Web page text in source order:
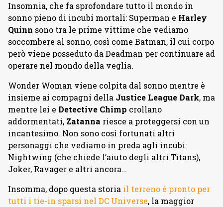
Insomnia, che fa sprofondare tutto il mondo in
sonno pieno di incubi mortali: Superman e Harley
Quinn sono tra le prime vittime che vediamo
soccombere al sonno, così come Batman, il cui corpo
però viene posseduto da Deadman per continuare ad
operare nel mondo della veglia.
Wonder Woman viene colpita dal sonno mentre è
insieme ai compagni della Justice League Dark, ma
mentre lei e Detective Chimp crollano
addormentati, Zatanna riesce a proteggersi con un
incantesimo. Non sono così fortunati altri
personaggi che vediamo in preda agli incubi:
Nightwing (che chiede l’aiuto degli altri Titans),
Joker, Ravager e altri ancora…
Insomma, dopo questa storia il terreno è pronto per
tutti i tie-in sparsi nel DC Universe, la maggior